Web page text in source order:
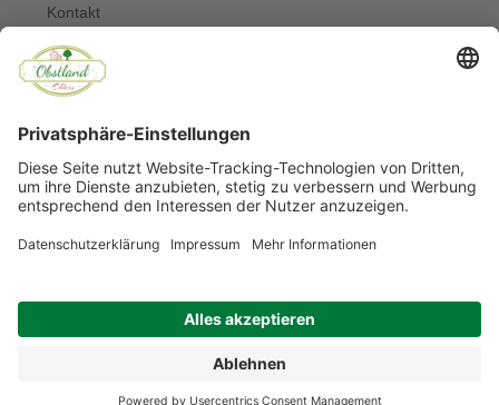
Kontakt
Über uns
Allergiker
© Copyright 2022 Obstland Ehlers
Noch sind keine Bewertungen vorhanden.